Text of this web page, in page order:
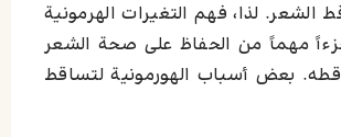
الشعر. لذا، فهم التغيرات الهرمونية
جزءاً مهماً من الحفاظ على صحة الشعر
بعض أسباب الهورمونية لتساقط